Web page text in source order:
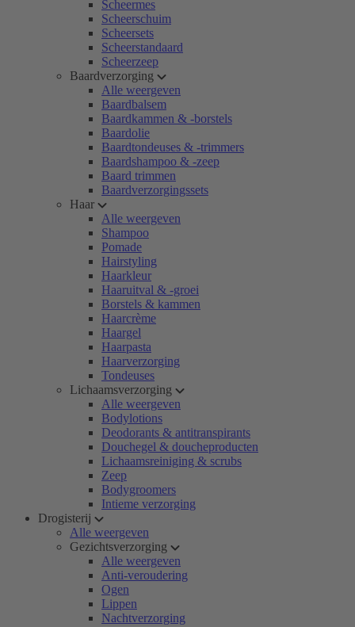
Scheermes
Scheerschuim
Scheersets
Scheerstandaard
Scheerzeep
Baardverzorging
Alle weergeven
Baardbalsem
Baardkammen & -borstels
Baardolie
Baardtondeuses & -trimmers
Baardshampoo & -zeep
Baard trimmen
Baardverzorgingssets
Haar
Alle weergeven
Shampoo
Pomade
Hairstyling
Haarkleur
Haaruitval & -groei
Borstels & kammen
Haarcrème
Haargel
Haarpasta
Haarverzorging
Tondeuses
Lichaamsverzorging
Alle weergeven
Bodylotions
Deodorants & antitranspirants
Douchegel & doucheproducten
Lichaamsreiniging & scrubs
Zeep
Bodygroomers
Intieme verzorging
Drogisterij
Alle weergeven
Gezichtsverzorging
Alle weergeven
Anti-veroudering
Ogen
Lippen
Nachtverzorging